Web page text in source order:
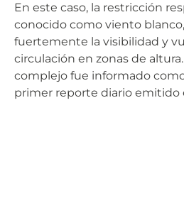
En este caso, la restricción
conocido como viento
fuertemente la visibilidad y
circulación en zonas de
complejo fue informado
primer reporte diario emitido